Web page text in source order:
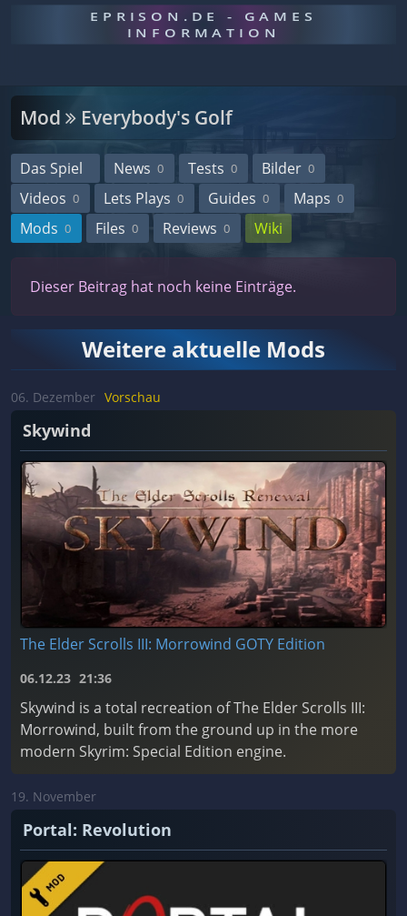
EPRISON.DE - GAMES
INFORMATION
Mod Everybody's Golf
Das Spiel News 0 Tests 0 Bilder 0
Videos 0 Lets Plays 0 Guides 0 Maps 0
Mods 0 Files 0 Reviews 0 Wiki
Dieser Beitrag hat noch keine Einträge.
Weitere aktuelle Mods
06. Dezember Vorschau
Skywind
The Elder Scrolls III: Morrowind GOTY Edition
06.12.23 21:36
Skywind is a total recreation of The Elder Scrolls III:
Morrowind, built from the ground up in the more
modern Skyrim: Special Edition engine.
19. November
Portal: Revolution